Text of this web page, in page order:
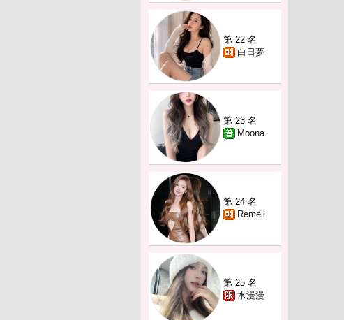
第 22 名
白日夢
第 23 名
Moona
第 24 名
Remeii
第 25 名
水漫漫